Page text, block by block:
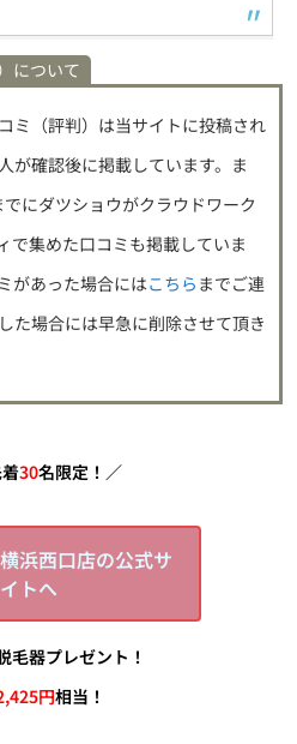
について
ミ（評判）は当サイトに投稿され
が確認後に掲載しています。ま
にダツショウがクラウドワーク
で集めた口コミも掲載していま
があった場合にはこちら までご連
た場合には早急に削除させて頂き
30名限定！／
浜西口店の公式サ
イトへ
毛器プレゼント！
円相当！